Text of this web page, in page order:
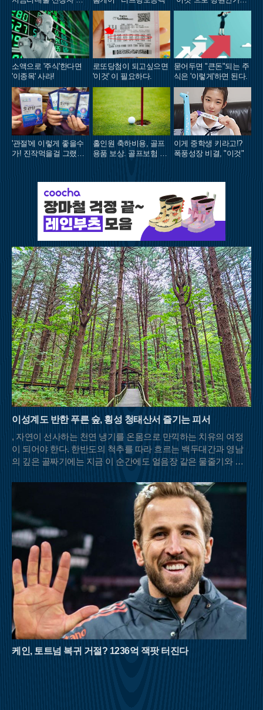
렸다.
돼..
소액으로 '주식'한다면
'이종목' 사라!
로또당첨이 되고싶으면
'이것' 이 필요하다.
묻어두면 "큰돈"되는 주
식은 '이렇게'하면 된다.
'관절'에 이렇게 좋을수
가! 진작먹을걸 그랬어
홀인원 축하비용, 골프
용품 보상. 골프보험 출
이게 중학생 키라고!?
폭풍성장 비결, "이것"
이성계도 반한 푸른 숲, 횡성 청태산서 즐기는 피서
, 자연이 선사하는 천연 냉기를 온몸으로 만끽하는 치유의 여정
이 되어야 한다. 한반도의 척추를 따라 흐르는 백두대간과 영남
의 깊은 골짜기에는 지금 이 순간에도 얼음장 같은 물줄기와 울
고 있다.충북 영동과 전북 무주, 경북 김천이 맞닿은 민주지산은
이름 그대로 사방에서 사람들이 우러러보는 넉넉한 품을 가졌다.
해발 1,242m의 고산임에도 불구하고 날카로운 암릉 대신 부드러
운 흙길이 이어져 여름철 산행의 피로도를 덜어준다. 특히 북쪽
자락의 물한계곡은 이름처럼 물이 너무 차가워 오래 발을 담그기
힘들 정도로 강력한 냉기를 자랑한다. 하늘이 보이지 않을 만큼
빽빽하게 들어선 원시림은 강렬한 햇볕을 차단해 주며, 삼도봉
정상에 서면 세 갈래의 문화와 방언이 교차하는 화합의 풍경을
마주할 수 있다.백두대간의 웅장한 기운을 느끼고 싶다면 경북
문경과 충북 괴산의 경계에 솟은 대야산이 제격이다. 속리산국립
공원의 비경을 고스란히 간직한 이곳은 거대한 화강암 암릉미가
돋보이는 산이다. 대야산의 여름을 완성하는 것은 단연 용추계곡
과 선유동계곡이다. 오랜 세월 물살이 빚어낸 하트 모양의 용추
폭포는 보는 것만으로도 청량감을 선사하며, 조선 시대 학자 이
덕형이 사랑했던 선유동계곡은 고즈넉한 풍류를 더한다. 육산의
케인, 토트넘 복귀 거절? 1236억 잭팟 터진다